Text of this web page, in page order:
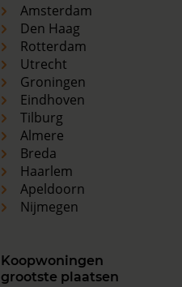
Amsterdam
Den Haag
Rotterdam
Utrecht
Groningen
Eindhoven
Tilburg
Almere
Breda
Haarlem
Apeldoorn
Nijmegen
Koopwoningen
grootste plaatsen